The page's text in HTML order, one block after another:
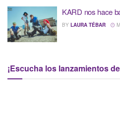
KARD nos hace
BY LAURA TÉBAR
¡Escucha los lanzamientos